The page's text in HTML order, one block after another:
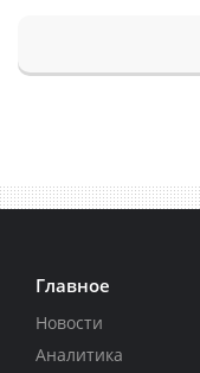
Главное
Новости
Аналитика